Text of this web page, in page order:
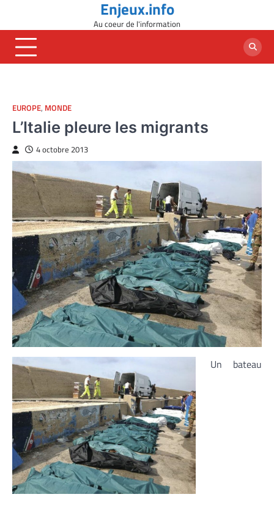
content
Enjeux.info
Au coeur de l'information
EUROPE, MONDE
L’Italie pleure les migrants
4 octobre 2013
Un bateau